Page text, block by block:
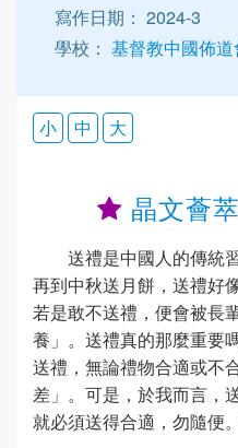
寫作日期： 2024-3
學校： 基督教中國佈
小 中 大
晶文薈
送禮是中國人的傳統
再到中秋送月餅，送禮好
若是敢不送禮，便會被長
養」。送禮真的那麼重要
送禮，無論禮物合適或不
差」。可是，於我而言，
就必須送得合適，勿隨便